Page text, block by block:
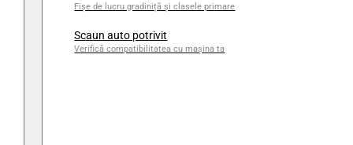
Fișe de lucru gradiniță și clasele primare
Scaun auto potrivit
Verifică compatibilitatea cu mașina ta